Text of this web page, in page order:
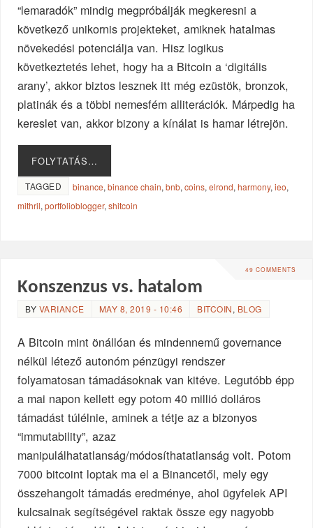
“lemaradók” mindig megpróbálják megkeresni a
következő unikornis projekteket, amiknek hatalmas
növekedési potenciálja van. Hisz logikus
következtetés lehet, hogy ha a Bitcoin a ‘digitális
arany’, akkor biztos lesznek itt még ezüstök, bronzok,
platinák és a többi nemesfém alliterációk. Márpedig ha
kereslet van, akkor bizony a kínálat is hamar létrejön.
FOLYTATÁS…
TAGGED binance,binance chain,bnb,coins,elrond,harmony,ieo,
mithril,portfolioblogger,shitcoin
49 COMMENTS
Konszenzus vs. hatalom
BY VARIANCE MAY 8, 2019 - 10:46 BITCOIN, BLOG
A Bitcoin mint önállóan és mindennemű governance
nélkül létező autonóm pénzügyi rendszer
folyamatosan támadásoknak van kitéve. Legutóbb épp
a mai napon kellett egy potom 40 millió dolláros
támadást túlélnie, aminek a tétje az a bizonyos
“immutability”, azaz
manipulálhatatlanság/módosíthatatlanság volt. Potom
7000 bitcoint loptak ma el a Binancetől, mely egy
összehangolt támadás eredménye, ahol ügyfelek API
kulcsainak segítségével raktak össze egy nagyobb